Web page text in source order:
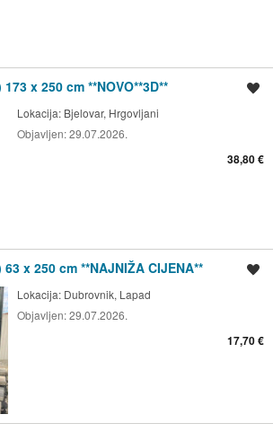
x 250 cm **NOVO**3D**
Lokacija: Bjelovar, Hrgovljani
Objavljen:29.07.2026.
38,80 €
x 250 cm **NAJNIŽA CIJENA**
Lokacija: Dubrovnik, Lapad
Objavljen:29.07.2026.
17,70 €